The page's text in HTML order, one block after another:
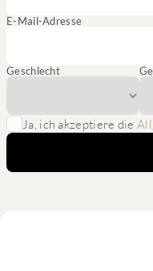
E-Mail-Adresse
Geschlecht
Ja, ich akzeptiere die